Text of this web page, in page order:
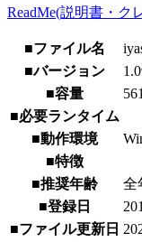
ReadMe(説明書・ク
■ファイル名
■バージョン
■容量
■必要ランタイム
■動作環境
■特徴
■推奨年齢
全
■登録日
■ファイル更新日